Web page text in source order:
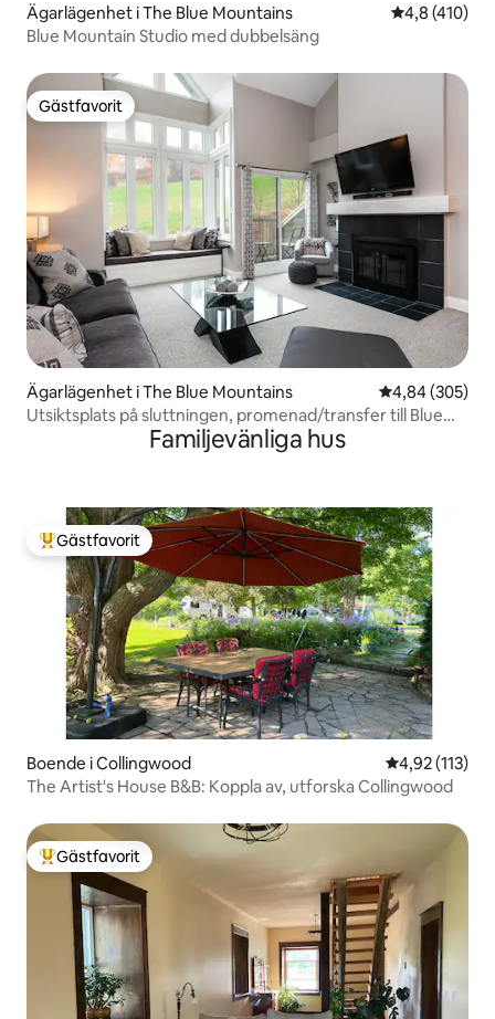
Ägarlägenhet i The Blue Mountains 4,8 av 5 i
4,8 (410)
Blue Mountain Studio med dubbelsäng
Gästfavorit
Gästfavorit
Ägarlägenhet i The Blue Mountains 4,84 av 5 i
4,84 (305)
Utsiktsplats på sluttningen, promenad/transfer till Blue
Mountain VillageFamiljevänliga hus
Populär gästfavorit
Gästfavorit
Boende i Collingwood 4,92 av 5 i
4,92 (113)
The Artist's House B&B: Koppla av, utforska Collingwood
Populär gästfavorit
Gästfavorit